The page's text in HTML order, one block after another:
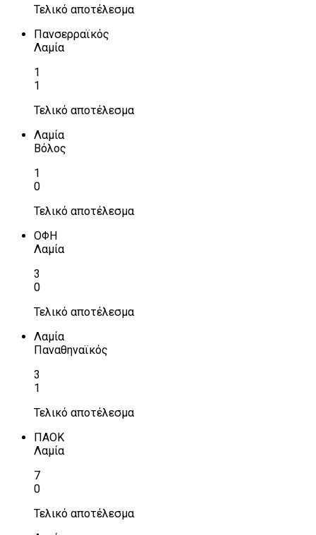
Τελικό αποτέλεσμα
Πανσερραϊκός
Λαμία
1
1
Τελικό αποτέλεσμα
Λαμία
Βόλος
1
0
Τελικό αποτέλεσμα
ΟΦΗ
Λαμία
3
0
Τελικό αποτέλεσμα
Λαμία
Παναθηναϊκός
3
1
Τελικό αποτέλεσμα
ΠΑΟΚ
Λαμία
7
0
Τελικό αποτέλεσμα